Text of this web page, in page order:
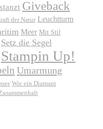
Giveback
der Natur Leuchtturm
Meer Mit Stil
Setz die Segel
Stampin Up!
Umarmung
Wie ein Diamant